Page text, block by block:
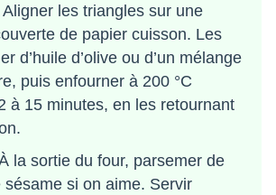
Aligner les triangles sur une
de papier cuisson. Les
d’huile d’olive ou d’un mélange
puis enfourner à 200 °C
à 15 minutes, en les retournant
la sortie du four, parsemer de
sésame si on aime. Servir